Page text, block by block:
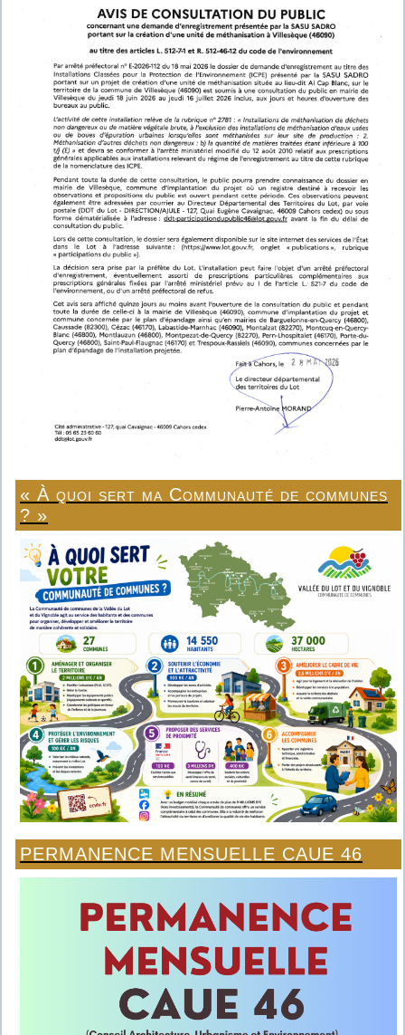
« À quoi sert ma Communauté de communes
? »
PERMANENCE MENSUELLE CAUE 46